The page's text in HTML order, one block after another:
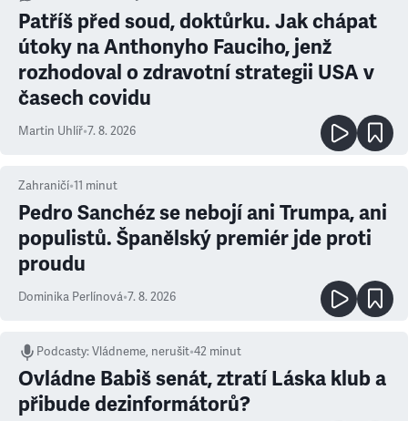
Patříš před soud, doktůrku. Jak chápat
útoky na Anthonyho Fauciho, jenž
rozhodoval o zdravotní strategii USA v
časech covidu
Martin Uhlíř•7. 8. 2026
Zahraničí•11 minut
Pedro Sanchéz se nebojí ani Trumpa, ani
populistů. Španělský premiér jde proti
proudu
Dominika Perlínová•7. 8. 2026
Podcasty:Vládneme, nerušit•42 minut
Ovládne Babiš senát, ztratí Láska klub a
přibude dezinformátorů?